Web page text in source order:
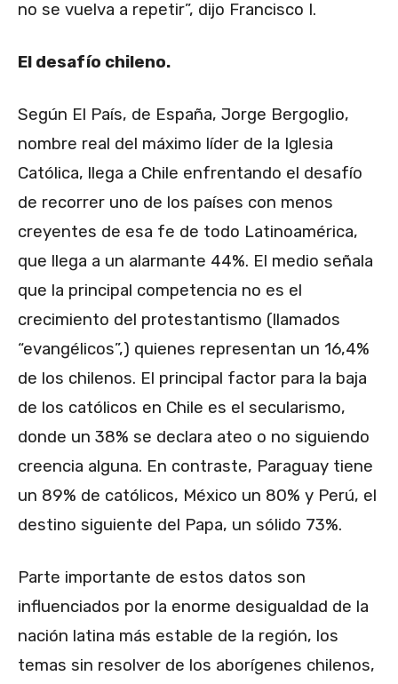
no se vuelva a repetir”, dijo Francisco I.
El desafío chileno.
Según El País, de España, Jorge Bergoglio,
nombre real del máximo líder de la Iglesia
Católica, llega a Chile enfrentando el desafío
de recorrer uno de los países con menos
creyentes de esa fe de todo Latinoamérica,
que llega a un alarmante 44%. El medio señala
que la principal competencia no es el
crecimiento del protestantismo (llamados
“evangélicos”,) quienes representan un 16,4%
de los chilenos. El principal factor para la baja
de los católicos en Chile es el secularismo,
donde un 38% se declara ateo o no siguiendo
creencia alguna. En contraste, Paraguay tiene
un 89% de católicos, México un 80% y Perú, el
destino siguiente del Papa, un sólido 73%.
Parte importante de estos datos son
influenciados por la enorme desigualdad de la
nación latina más estable de la región, los
temas sin resolver de los aborígenes chilenos,